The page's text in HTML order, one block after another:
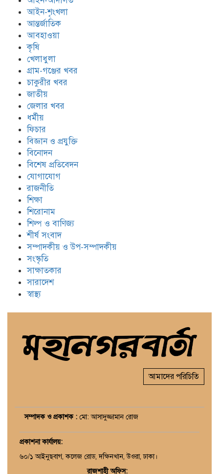
আইন-শৃংখলা
আন্তর্জাতিক
আবহাওয়া
কৃষি
খেলাধুলা
গ্রাম-গঞ্জের খবর
চাকুরীর খবর
জাতীয়
জেলার খবর
ধর্মীয়
ফিচার
বিজ্ঞান ও প্রযুক্তি
বিনোদন
বিশেষ প্রতিবেদন
যোগাযোগ
রাজনীতি
শিক্ষা
শিরোনাম
শিল্প ও বাণিজ্য
শীর্ষ সংবাদ
সম্পাদকীয় ও উপ-সম্পাদকীয়
সংস্কৃতি
সাক্ষাতকার
সারাদেশ
স্বাস্থ্য
আমাদের পরিচিতি
সম্পাদক ও প্রকাশক : মো: আসাদুজ্জামান রোজ
প্রকাশনা কার্যালয়:
৬০/১ আইনুছবাগ, কলেজ রোড, দক্ষিনখান, উওরা, ঢাকা।
রাজশাহী অফিস: